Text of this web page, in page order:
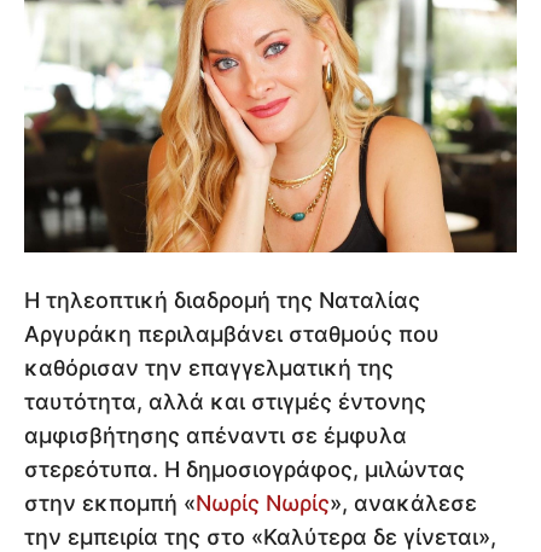
Η τηλεοπτική διαδρομή της Ναταλίας
Αργυράκη περιλαμβάνει σταθμούς που
καθόρισαν την επαγγελματική της
ταυτότητα, αλλά και στιγμές έντονης
αμφισβήτησης απέναντι σε έμφυλα
στερεότυπα. Η δημοσιογράφος, μιλώντας
στην εκπομπή «Νωρίς Νωρίς», ανακάλεσε
την εμπειρία της στο «Καλύτερα δε γίνεται»,